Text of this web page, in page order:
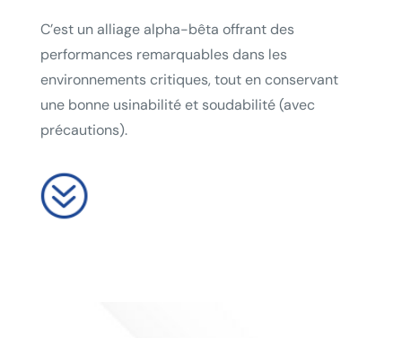
C’est un alliage alpha-bêta offrant des
performances remarquables dans les
environnements critiques, tout en conservant
une bonne usinabilité et soudabilité (avec
précautions).
?